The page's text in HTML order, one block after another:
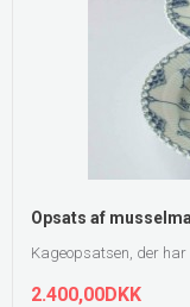
Opsats af
Kageopsatsen, der
2.400,00DKK